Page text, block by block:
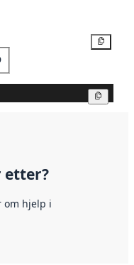
etter?
om hjelp i